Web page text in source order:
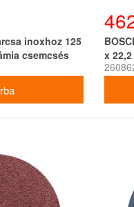
inoxhoz 125
csemcsés
x